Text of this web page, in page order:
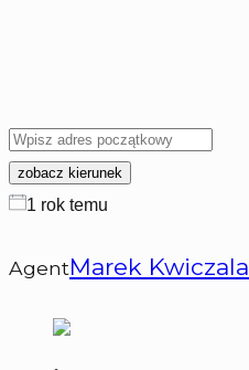
1 rok temu
AgentMarek Kwiczala